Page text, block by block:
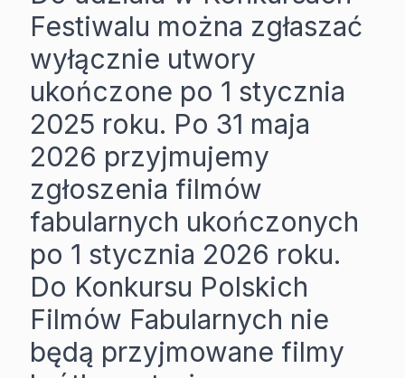
Festiwalu można zgłaszać
wyłącznie utwory
ukończone po 1 stycznia
2025 roku. Po 31 maja
2026 przyjmujemy
zgłoszenia filmów
fabularnych ukończonych
po 1 stycznia 2026 roku.
Do Konkursu Polskich
Filmów Fabularnych nie
będą przyjmowane filmy